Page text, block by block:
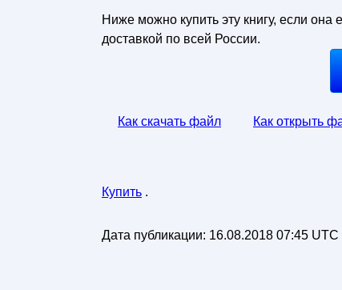
Ниже можно купить эту книгу, если
доставкой по всей России.
Как скачать файл Как открыть
Купить .
Дата публикации: 16.08.2018 07:45 UTC